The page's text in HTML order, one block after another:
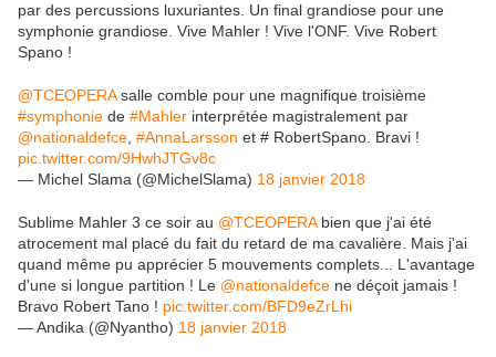
par des percussions luxuriantes. Un final grandiose pour une
symphonie grandiose. Vive Mahler ! Vive l'ONF. Vive Robert
Spano !
@TCEOPERAsalle comble pour une magnifique troisième
#symphonie de #Mahler interprétée magistralement par
@nationaldefce #AnnaLarsson et # RobertSpano. Bravi !
pic.twitter.com/9HwhJTGv8c
— Michel Slama (@MichelSlama) 18 janvier 2018
Sublime Mahler 3 ce soir au @TCEOPERAbien que j'ai été
atrocement mal placé du fait du retard de ma cavalière. Mais j'ai
quand même pu apprécier 5 mouvements complets... L'avantage
d'une si longue partition ! Le @nationaldefce ne déçoit jamais !
Bravo Robert Tano ! pic.twitter.com/BFD9eZrLhi
— Andika (@Nyantho) 18 janvier 2018